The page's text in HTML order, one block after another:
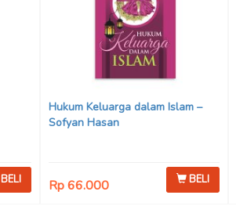
BELI
Hukum Keluarga dalam Islam –
Sofyan Hasan
Rp 66.000 BELI